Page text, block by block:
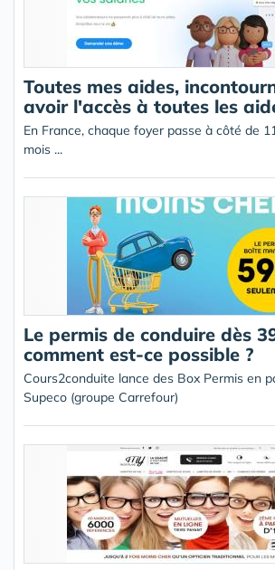
Toutes mes aides,
avoir l'accès à toutes les
En France, chaque foyer passe à côté de
mois ...
Le permis de conduire dès
comment est-ce possible ?
Cours2conduite lance des Box Permis en
Supeco (groupe Carrefour)